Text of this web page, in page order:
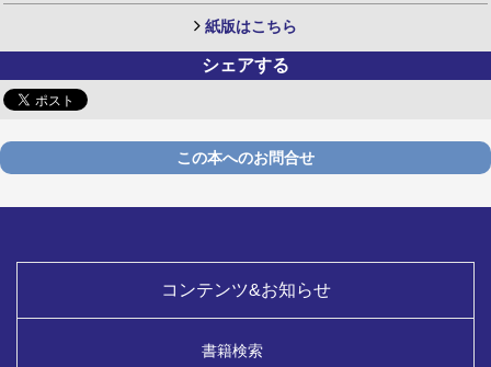
紙版はこちら
シェアする
この本へのお問合せ
コンテンツ&お知らせ
書籍検索